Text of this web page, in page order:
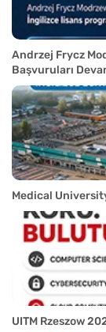
Andrzej Frycz
Başvuruları
Medical
UITM Rzeszow